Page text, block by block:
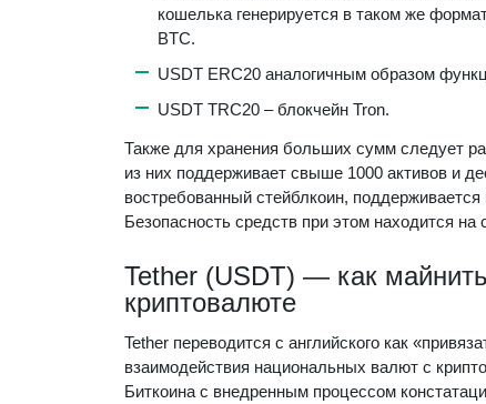
кошелька генерируется в таком же
BTC.
USDT ERC20 аналогичным образом
USDT TRC20 – блокчейн Tron.
Также для хранения больших сумм следует
из них поддерживает свыше 1000 активов и
востребованный стейблкоин,
Безопасность средств при этом находится
Tether (USDT) — как
криптовалюте
Tether переводится с английского как
взаимодействия национальных валют с
Биткоина с внедренным процессом